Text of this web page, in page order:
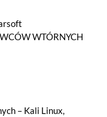
WTÓRNYCH
– Kali Linux,